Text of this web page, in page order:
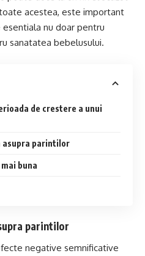
acestea, este important
nu doar pentru
sanatatea bebelusului.
de crestere a unui
asupra parintilor
buna
parintilor
negative semnificative